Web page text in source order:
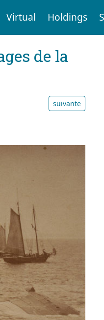
Virtual Holdings
de la
suivante